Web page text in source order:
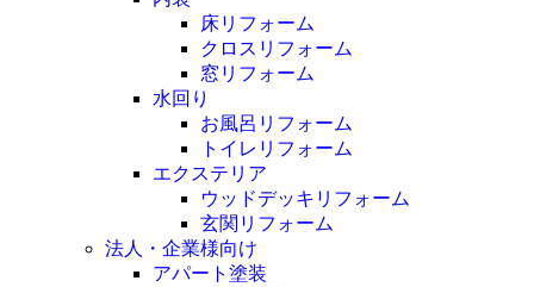
床リフォーム
クロスリフォーム
窓リフォーム
水回り
お風呂リフォーム
トイレリフォーム
エクステリア
ウッドデッキリフォーム
玄関リフォーム
法人・企業様向け
アパート塗装